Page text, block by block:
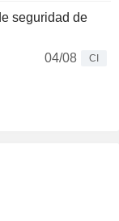
seguridad de
04/08
CI